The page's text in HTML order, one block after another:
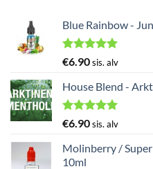
Blue Rainbow -
Arvostelu
5.00
/ 5
€6.90sis. alv
House Blend -
Arvostelu
5.00/ 5
€6.90sis. alv
Molinberry /
10ml